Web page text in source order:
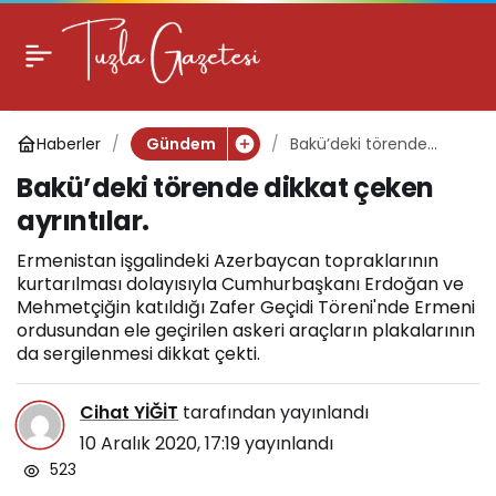
Haberler Gündem
Bakü’deki törende
Bakü’deki törende dikkat çeken
ayrıntılar.
Ermenistan işgalindeki Azerbaycan topraklarının
kurtarılması dolayısıyla Cumhurbaşkanı Erdoğan ve
Mehmetçiğin katıldığı Zafer Geçidi Töreni'nde Ermeni
ordusundan ele geçirilen askeri araçların plakalarının
da sergilenmesi dikkat çekti.
Cihat YİĞİT tarafından yayınlandı
10 Aralık 2020, 17:19yayınlandı
523
Bakü’deki törende
dikkat çeken ayrıntılar.